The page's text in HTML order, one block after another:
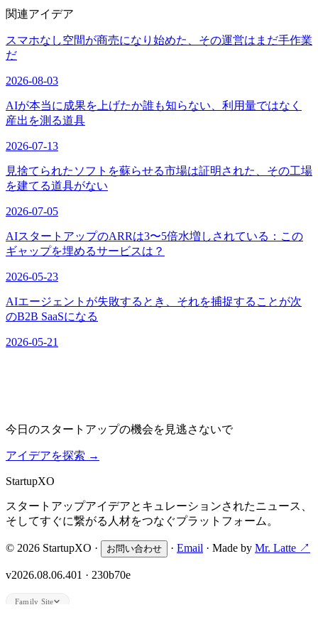
関連アイデア
スマホなし空間が商売になり始めた、その運営はまだ手作業
だ
2026-08-03
AIが本当に成果を上げたか誰も知らない、利用量ではなく
産出を測る道具
2026-07-13
見捨てられたソフトを蘇らせる市場は証明された、その工場
を建てる道具がない
2026-07-05
AIスタートアップのARRは3〜5倍水増しされている：この
ギャップを埋めるサービスは？
2026-05-23
AIエージェントが失敗するとき、それを捕捉することが次
のB2B SaaSになる
2026-05-21
今日のスタートアップの機会を見逃さないで
アイデアを探索 →
StartupXO
スタートアップアイデアとキュレーションされたニュース、
そしてすぐに繋がる人材をつなぐプラットフォーム。
© 2026 StartupXO · お問い合わせ · Email · Made by Mr. Latte ↗
v2026.08.06.401 · 230b70e
Family Site